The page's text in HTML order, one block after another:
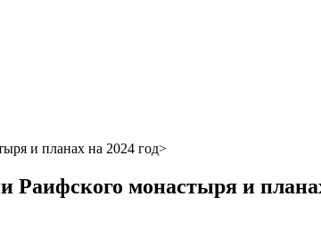
и планах на 2024 год>
монастыря и